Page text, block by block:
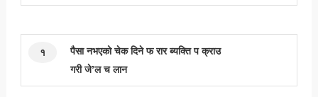
१
पैसा नभएको चेक दिने फ रार ब्यक्ति प क्राउ
गरी जे’ल च लान